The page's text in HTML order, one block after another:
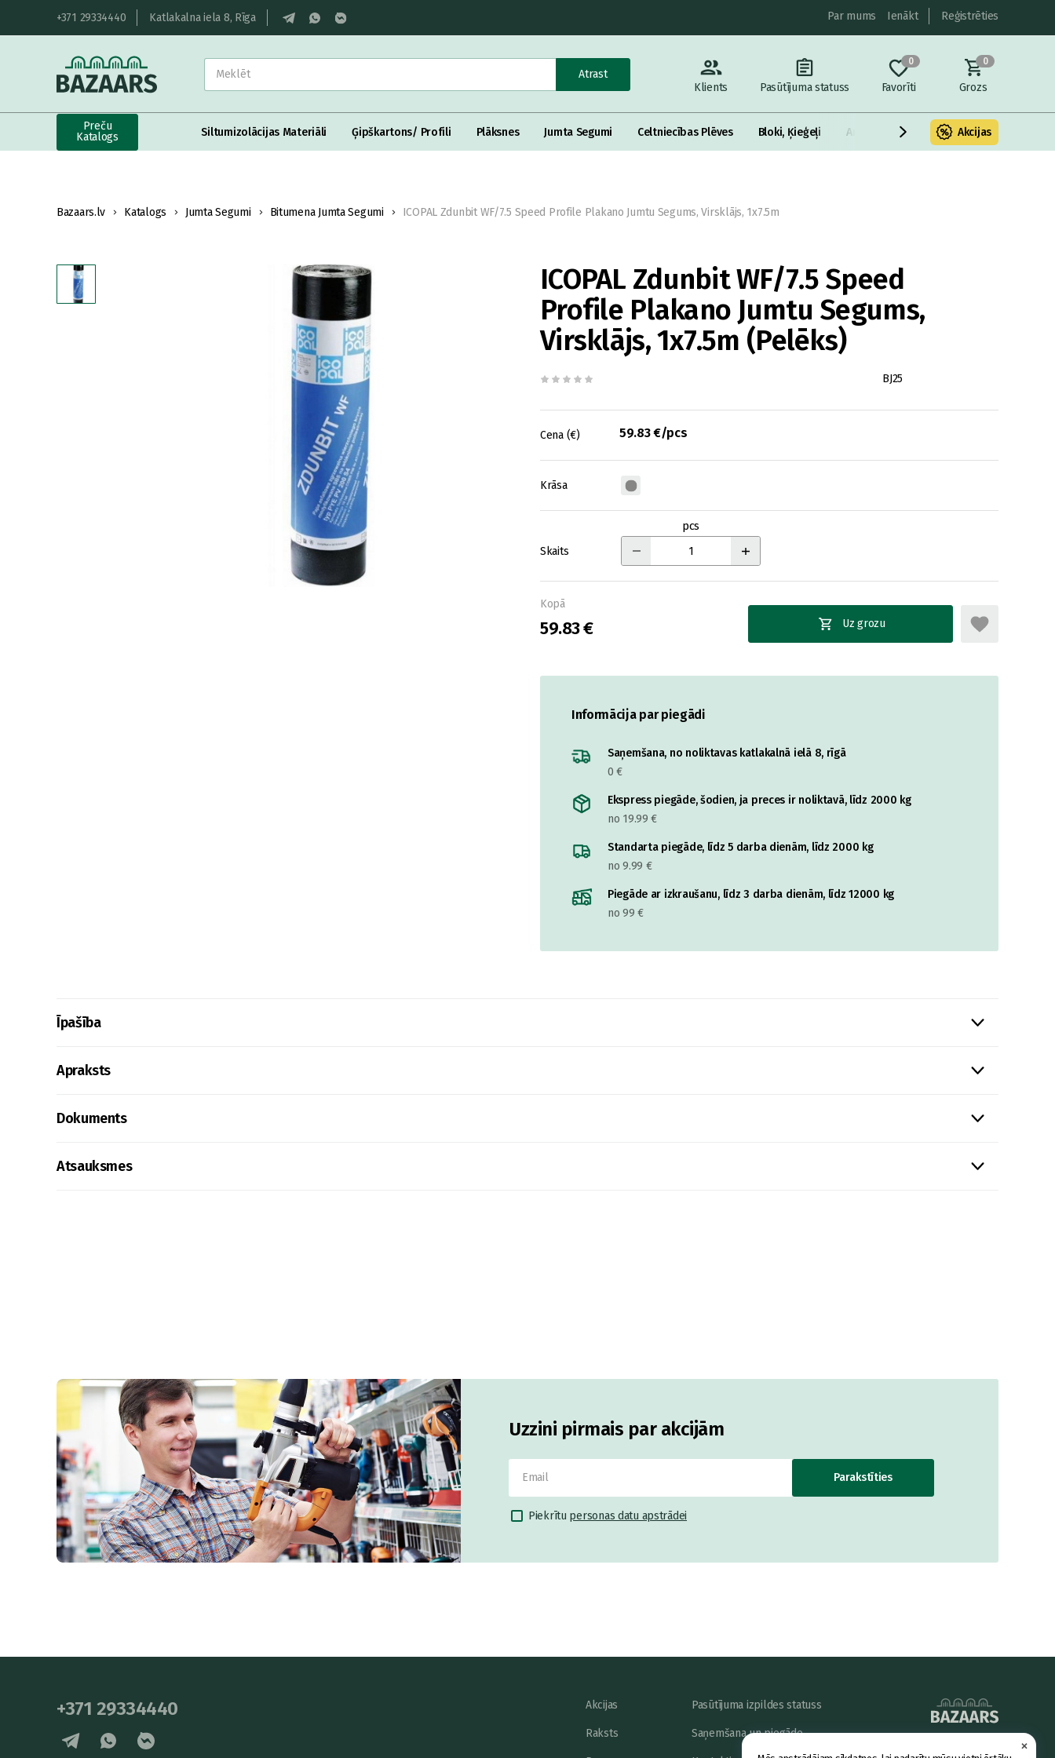
×
+371 29334440 Katlakalna iela 8, Rīga Par mums Ienākt Reģistrēties
Atrast
Klients
Pasūtījuma statuss
0
Favorīti
0
Grozs
Preču
Katalogs
Siltumizolācijas Materiāli Ģipškartons/ Profili Plāksnes Jumta Segumi Celtniecības Plēves Bloki, Ķieģeļi Armatūra un metāls Fasādes
Akcijas
Bazaars.lv Katalogs Jumta Segumi Bitumena Jumta Segumi ICOPAL Zdunbit WF/7.5 Speed Profile Plakano Jumtu Segums, Virsklājs, 1x7.5m
ICOPAL Zdunbit WF/7.5 Speed
Profile Plakano Jumtu Segums,
Virsklājs, 1x7.5m (Pelēks)
BJ25
Cena (€) 59.83 €/pcs
Krāsa
Skaits
pcs
Kopā
59.83 € Uz grozu
Informācija par piegādi
Saņemšana, no noliktavas katlakalnā ielā 8, rīgā
0 €
Ekspress piegāde, šodien, ja preces ir noliktavā, līdz 2000 kg
no 19.99 €
Standarta piegāde, līdz 5 darba dienām, līdz 2000 kg
no 9.99 €
Piegāde ar izkraušanu, līdz 3 darba dienām, līdz 12000 kg
no 99 €
Īpašība
Apraksts
Dokuments
Atsauksmes
Uzzini pirmais par akcijām
Parakstīties
Piekrītu personas datu apstrādei
+371 29334440 Akcijas
Raksts
Pasūtījuma izpildes statuss
Saņemšana un piegāde